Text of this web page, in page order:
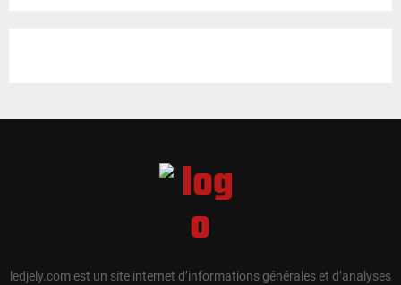
ledjely.com est un site internet d’informations générales et d’analyses